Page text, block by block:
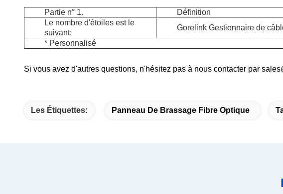
Partie n° 1.
Définition
Le nombre d'étoiles est le
suivant:
Gorelink Gestionnaire de
* Personnalisé
Si vous avez d'autres questions, n'hésitez pas à nous contacter par
Les Étiquettes: Panneau De Brassage Fibre Optique